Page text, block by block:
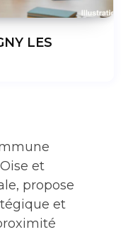
LES
et
propose
et